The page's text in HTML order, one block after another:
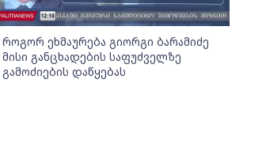
როგორ ეხმაურება გიორგი ბარამიძე
მისი განცხადების საფუძველზე
გამოძიების დაწყებას